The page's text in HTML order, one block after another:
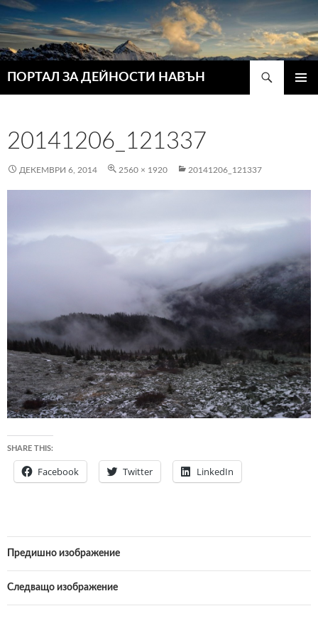
ПОРТАЛ ЗА ДЕЙНОСТИ НАВЪН
20141206_121337
ДЕКЕМВРИ 6, 2014 2560 × 1920 20141206_121337
SHARE THIS:
Facebook Twitter LinkedIn
Предишно изображение
Следващо изображение